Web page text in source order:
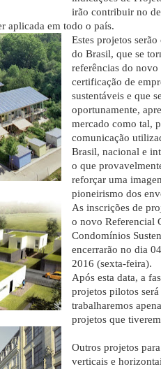
irão contribuir no
aplicada em todo o país.
Estes projetos
do Brasil, que se
referências do novo
certificação de
sustentáveis e que
oportunamente,
mercado como tal,
comunicação
Brasil, nacional e
o que
reforçar uma
pioneirismo dos
As inscrições de
o novo Referencial
Condomínios
encerrarão no dia
2016 (sexta-feira).
Após esta data, a
projetos pilotos será
trabalharemos
projetos que
Outros projetos
verticais e